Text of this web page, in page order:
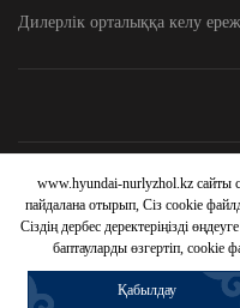
Дилерлік орталыққа келу
© 2026
www.hyundai-nurlyzhol.kz сайты
пайдалана отырып, Сіз cookie
Сіздің дербес деректеріңізді
баптауларды өзгертіп, cookie
Қабылдау
HYUNDAI